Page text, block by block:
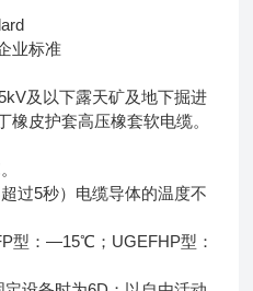
业标准
及以下露天矿及地下掘进
橡皮护套高压橡套软电缆。
过5秒）电缆导体的温度不
型：—15℃；UGEFHP型：